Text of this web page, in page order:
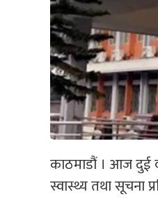
काठमाडौं । आज दुई
स्वास्थ्य तथा सूचना